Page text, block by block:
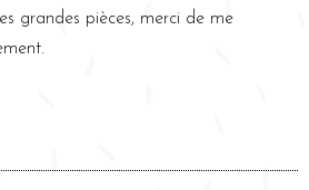
grandes pièces, merci de me